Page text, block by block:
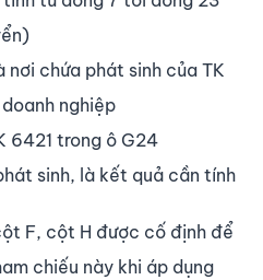
nơi chứa phát sinh của TK
nghiệp
6421 trong ô G24
sinh, là kết quả cần tính
F, cột H được cố định để
chiếu này khi áp dụng